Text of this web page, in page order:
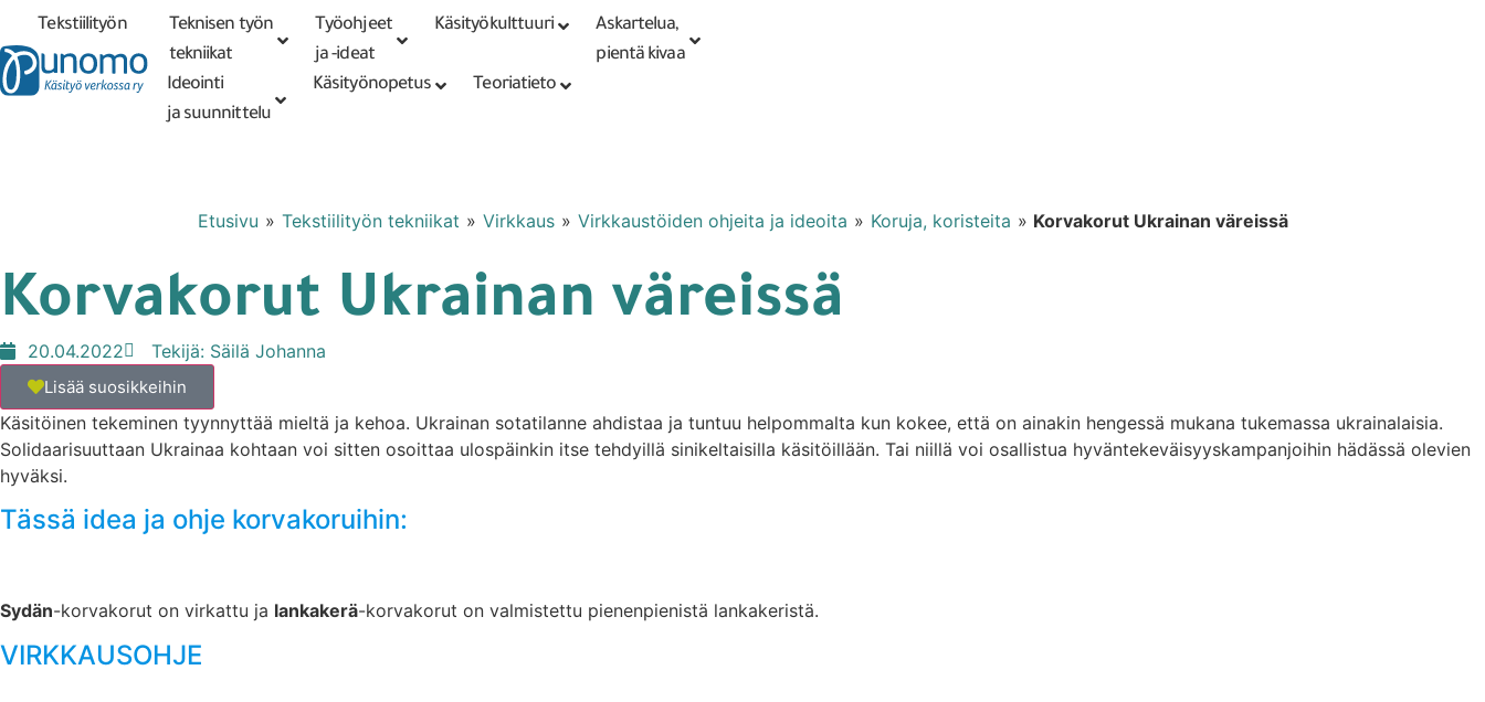
Tarkennettu PunomoputiikkiKirjaudu tai
rekisteröidy
Tekstiilityön
tekniikat
Teknisen työn
tekniikat
Työohjeet
ja -ideat
Käsityökulttuuri
Askartelua,
pientä kivaa
Ideointi
ja suunnittelu
Käsityönopetus Teoriatieto
Etusivu » Tekstiilityön tekniikat » Virkkaus » Virkkaustöiden ohjeita ja ideoita » Koruja, koristeita » Korvakorut Ukrainan väreissä
Korvakorut Ukrainan väreissä
20.04.2022 Tekijä: Säilä Johanna
Lisää suosikkeihin
Käsitöinen tekeminen tyynnyttää mieltä ja kehoa. Ukrainan sotatilanne ahdistaa ja tuntuu helpommalta kun kokee, että on ainakin hengessä mukana tukemassa ukrainalaisia.
Solidaarisuuttaan Ukrainaa kohtaan voi sitten osoittaa ulospäinkin itse tehdyillä sinikeltaisilla käsitöillään. Tai niillä voi osallistua hyväntekeväisyyskampanjoihin hädässä olevien
hyväksi.
Tässä idea ja ohje korvakoruihin:
Sydän-korvakorut on virkattu ja lankakerä-korvakorut on valmistettu pienenpienistä lankakeristä.
VIRKKAUSOHJE